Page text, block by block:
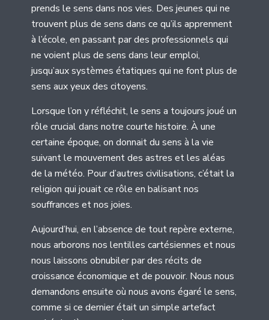
prends le sens dans nos vies. Des jeunes qui ne
trouvent plus de sens dans ce qu’ils apprennent
à l’école, en passant par des professionnels qui
ne voient plus de sens dans leur emploi,
jusqu’aux systèmes étatiques qui ne font plus de
sens aux yeux des citoyens.
Lorsque l’on y réfléchit, le sens a toujours joué un
rôle crucial dans notre courte histoire. À une
certaine époque, on donnait du sens à la vie
suivant le mouvement des astres et les aléas
de la météo. Pour d’autres civilisations, c’était la
religion qui jouait ce rôle en balisant nos
souffrances et nos joies.
Aujourd’hui, en l’absence de tout repère externe,
nous arborons nos lentilles cartésiennes et nous
nous laissons obnubiler par des récits de
croissance économique et de pouvoir. Nous nous
demandons ensuite où nous avons égaré le sens,
comme si ce dernier était un simple artefact